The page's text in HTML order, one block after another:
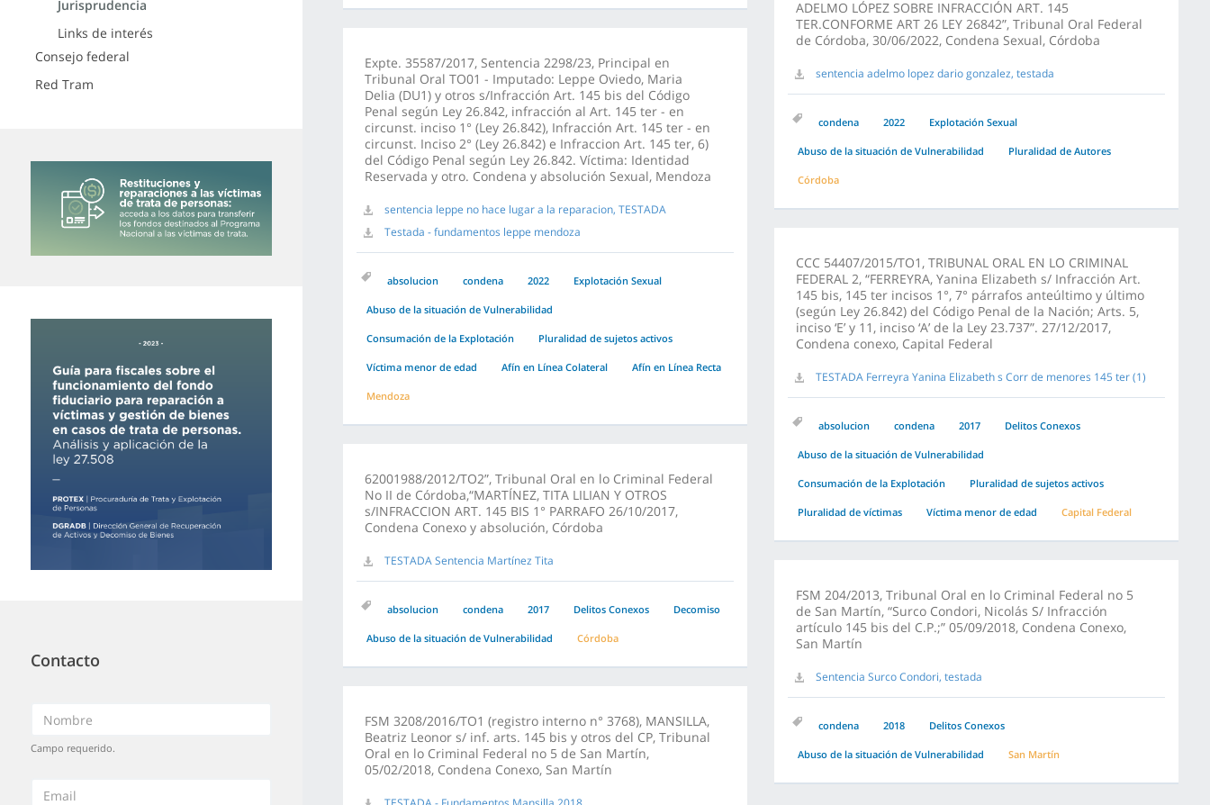
Jurisprudencia
Links de interés
Consejo federal
Red Tram
Contacto
Campo requerido.
ADELMO LÓPEZ SOBRE INFRACCIÓN ART. 145
TER.CONFORME ART 26 LEY 26842”, Tribunal Oral Federal
de Córdoba, 30/06/2022, Condena Sexual, Córdoba
sentencia adelmo lopez dario gonzalez, testada
condena 2022 Explotación Sexual
Abuso de la situación de Vulnerabilidad Pluralidad de Autores
Córdoba
Expte. 35587/2017, Sentencia 2298/23, Principal en
Tribunal Oral TO01 - Imputado: Leppe Oviedo, Maria
Delia (DU1) y otros s/Infracción Art. 145 bis del Código
Penal según Ley 26.842, infracción al Art. 145 ter - en
circunst. inciso 1° (Ley 26.842), Infracción Art. 145 ter - en
circunst. Inciso 2° (Ley 26.842) e Infraccion Art. 145 ter, 6)
del Código Penal según Ley 26.842. Víctima: Identidad
Reservada y otro. Condena y absolución Sexual, Mendoza
sentencia leppe no hace lugar a la reparacion, TESTADA
Testada - fundamentos leppe mendoza
absolucion condena 2022 Explotación Sexual
Abuso de la situación de Vulnerabilidad
Consumación de la Explotación Pluralidad de sujetos activos
Víctima menor de edad Afín en Línea Colateral Afín en Línea Recta
Mendoza
CCC 54407/2015/TO1, TRIBUNAL ORAL EN LO CRIMINAL
FEDERAL 2, “FERREYRA, Yanina Elizabeth s/ Infracción Art.
145 bis, 145 ter incisos 1°, 7° párrafos anteúltimo y último
(según Ley 26.842) del Código Penal de la Nación; Arts. 5,
inciso ‘E’ y 11, inciso ‘A’ de la Ley 23.737”. 27/12/2017,
Condena conexo, Capital Federal
TESTADA Ferreyra Yanina Elizabeth s Corr de menores 145 ter (1)
absolucion condena 2017 Delitos Conexos
Abuso de la situación de Vulnerabilidad
Consumación de la Explotación Pluralidad de sujetos activos
Pluralidad de víctimas Víctima menor de edad Capital Federal
62001988/2012/TO2”, Tribunal Oral en lo Criminal Federal
No II de Córdoba,“MARTÍNEZ, TITA LILIAN Y OTROS
s/INFRACCION ART. 145 BIS 1° PARRAFO 26/10/2017,
Condena Conexo y absolución, Córdoba
TESTADA Sentencia Martínez Tita
absolucion condena 2017 Delitos Conexos Decomiso
Abuso de la situación de Vulnerabilidad Córdoba
FSM 204/2013, Tribunal Oral en lo Criminal Federal no 5
de San Martín, “Surco Condori, Nicolás S/ Infracción
artículo 145 bis del C.P.;” 05/09/2018, Condena Conexo,
San Martín
Sentencia Surco Condori, testada
condena 2018 Delitos Conexos
Abuso de la situación de Vulnerabilidad San Martín
FSM 3208/2016/TO1 (registro interno n° 3768), MANSILLA,
Beatriz Leonor s/ inf. arts. 145 bis y otros del CP, Tribunal
Oral en lo Criminal Federal no 5 de San Martín,
05/02/2018, Condena Conexo, San Martín